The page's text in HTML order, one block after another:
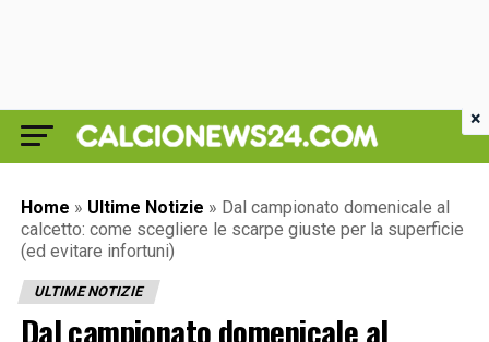
Home » Ultime Notizie » Dal campionato domenicale al
calcetto: come scegliere le scarpe giuste per la superficie
(ed evitare infortuni)
ULTIME NOTIZIE
Dal campionato domenicale al
×